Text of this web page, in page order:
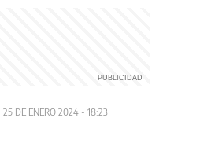
25 DE ENERO 2024 - 18:23